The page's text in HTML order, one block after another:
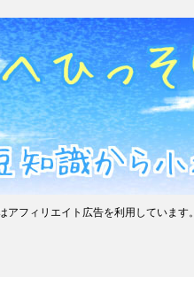
フィリエイト広告を利用しています。